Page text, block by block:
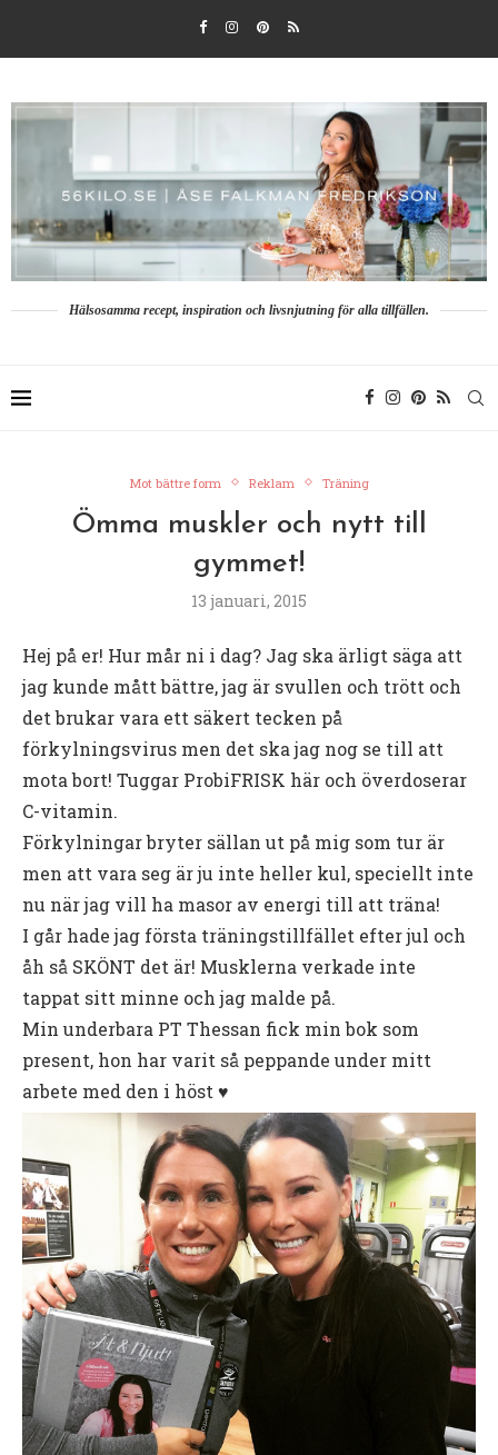
Hälsosamma recept, inspiration och livsnjutning för alla tillfällen.
Mot bättre form Reklam Träning
Ömma muskler och nytt till
gymmet!
13 januari, 2015
Hej på er! Hur mår ni i dag? Jag ska ärligt säga att
jag kunde mått bättre, jag är svullen och trött och
det brukar vara ett säkert tecken på
förkylningsvirus men det ska jag nog se till att
mota bort! Tuggar ProbiFRISK här och överdoserar
C-vitamin.
Förkylningar bryter sällan ut på mig som tur är
men att vara seg är ju inte heller kul, speciellt inte
nu när jag vill ha masor av energi till att träna!
I går hade jag första träningstillfället efter jul och
åh så SKÖNT det är! Musklerna verkade inte
tappat sitt minne och jag malde på.
Min underbara PT Thessan fick min bok som
present, hon har varit så peppande under mitt
arbete med den i höst ♥